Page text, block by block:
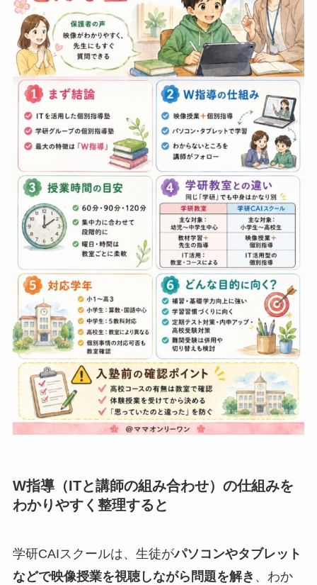
W指導（ITと講師の組み合わせ）の仕組みを
わかりやすく整理すると
学研CAIスクールは、生徒がパソコンやタブレット
などで映像授業を視聴しながら問題を解き 、わか